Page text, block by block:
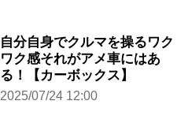
自分自身でクルマを操るワク
ワク感それがアメ車にはあ
る！【カーボックス】
2025/07/24 12:00